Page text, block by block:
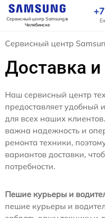
Сервисный центр Samsungв
Челябинске
Сервисный центр
Доставка
Наш сервисный центр
предоставляет удобный
для всех наших
важна надежность и
ремонта техники,
вариантов доставки,
потребности.
Пешие курьеры и
пешие курьеры и